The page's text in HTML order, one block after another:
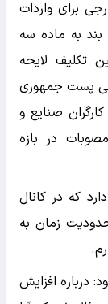
برای واردات
بند به ماده سه
تکلیف لایحه
پست جمهوری
صنایع و
در بازه
که در کانال
زمان به
درباره افزایش